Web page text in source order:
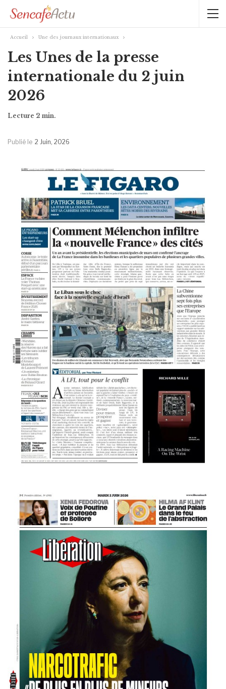
Accueil Une des journaux internationaux
Les Unes de la presse
internationale du 2 juin
2026
Publié le 2 Juin, 2026